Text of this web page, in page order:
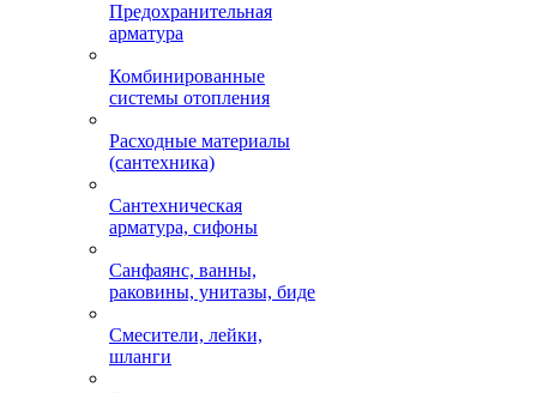
Предохранительная
арматура
Комбинированные
системы отопления
Расходные материалы
(сантехника)
Сантехническая
арматура, сифоны
Санфаянс, ванны,
раковины, унитазы, биде
Смесители, лейки,
шланги